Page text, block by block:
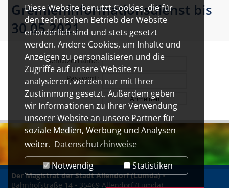
Diese Website benutzt Cookies, die für
den technischen Betrieb der Website
erforderlich sind und stets gesetzt
werden. Andere Cookies, um Inhalte und
Anzeigen zu personalisieren und die
Zugriffe auf unsere Website zu
analysieren, werden nur mit Ihrer
Zustimmung gesetzt. Außerdem geben
wir Informationen zu Ihrer Verwendung
unserer Website an unsere Partner für
soziale Medien, Werbung und Analysen
weiter. Datenschutzhinweise
Notwendig
Statistiken
Gremieninformationsdienst bis
30.05.2021
Benutzername:
Passwort:
Der Magistrat der Stadt Allendorf (Lumda)•
Bahnhofstraße 14 • 35469 Allendorf (Lumda)